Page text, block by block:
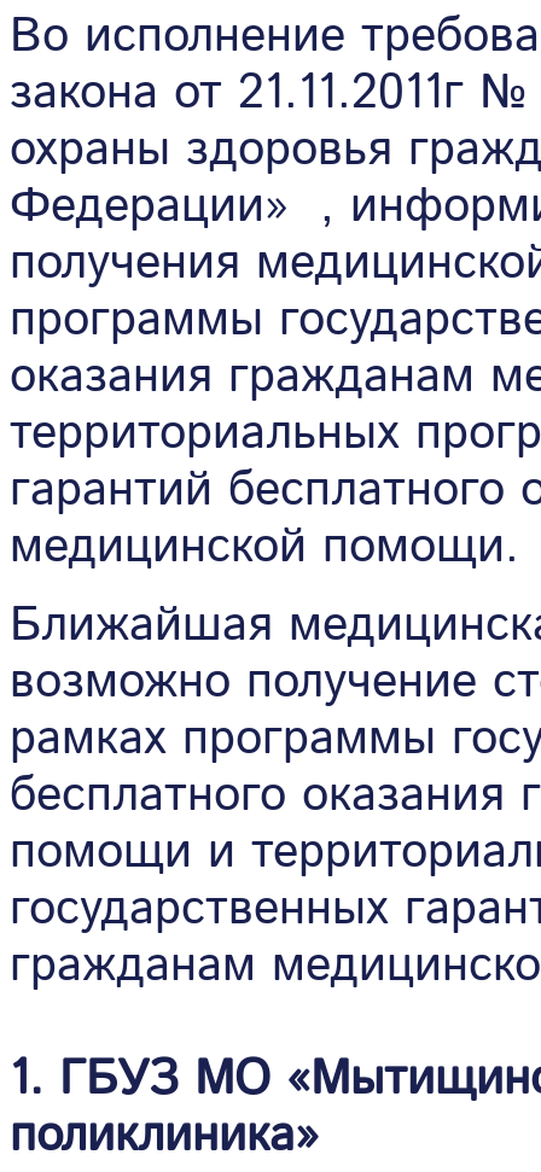
Во исполнение
закона от 21.11.2011г
охраны здоровья
Федерации» ,
получения
программы
оказания гражданам
территориальных
гарантий
медицинской помощи.
Ближайшая
возможно получение
рамках программы
бесплатного
помощи и
государственных
гражданам
1. ГБУЗ МО
поликлиника»